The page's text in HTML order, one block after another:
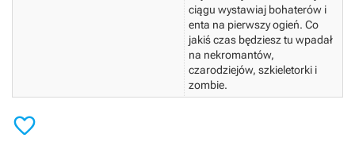
ciągu wystawiaj bohaterów i
enta na pierwszy ogień. Co
jakiś czas będziesz tu wpadał
na nekromantów,
czarodziejów, szkieletorki i
zombie.
